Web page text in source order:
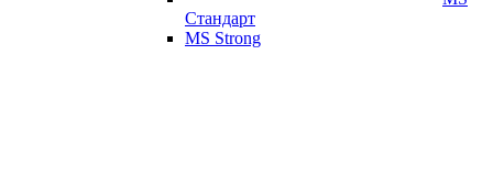
Стандарт
MS Strong